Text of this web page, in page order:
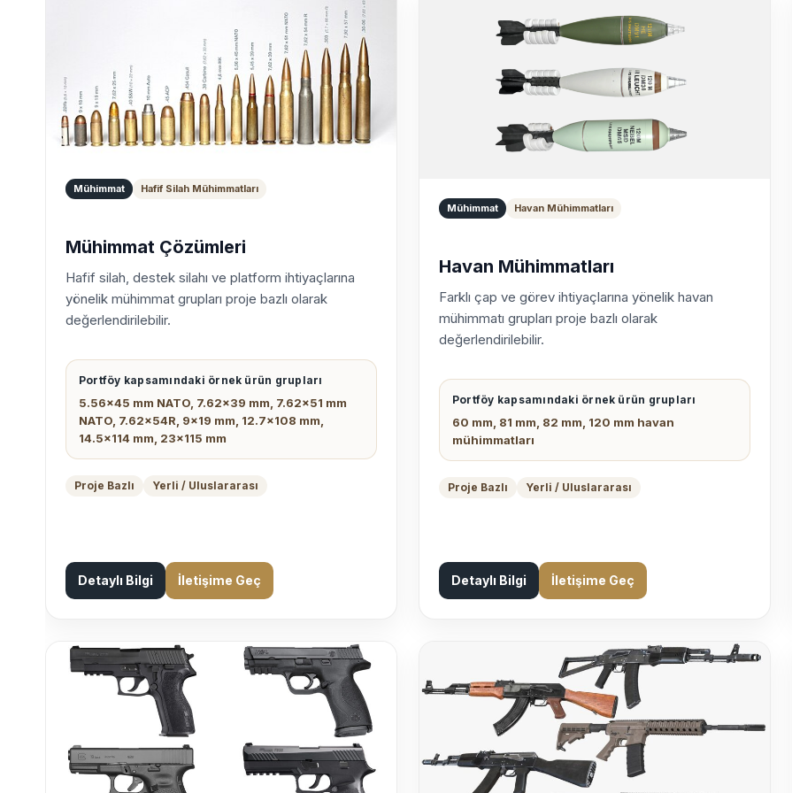
Mühimmat Hafif Silah Mühimmatları
Mühimmat Çözümleri
Hafif silah, destek silahı ve platform ihtiyaçlarına
yönelik mühimmat grupları proje bazlı olarak
değerlendirilebilir.
Portföy kapsamındaki örnek ürün grupları
5.56x45 mm NATO, 7.62x39 mm, 7.62x51 mm
NATO, 7.62x54R, 9x19 mm, 12.7x108 mm,
14.5x114 mm, 23x115 mm
Proje Bazlı Yerli / Uluslararası
Detaylı Bilgi İletişime Geç
Mühimmat Havan Mühimmatları
Havan Mühimmatları
Farklı çap ve görev ihtiyaçlarına yönelik havan
mühimmatı grupları proje bazlı olarak
değerlendirilebilir.
Portföy kapsamındaki örnek ürün grupları
60 mm, 81 mm, 82 mm, 120 mm havan
mühimmatları
Proje Bazlı Yerli / Uluslararası
Detaylı Bilgi İletişime Geç